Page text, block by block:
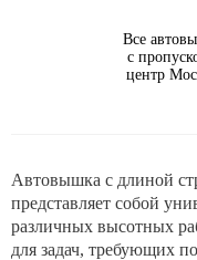
Все
с
центр
Автовышка с длиной
представляет собой
различных высотных
для задач, требующих